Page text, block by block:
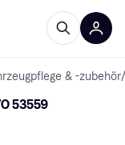
& -zubehör/
53559